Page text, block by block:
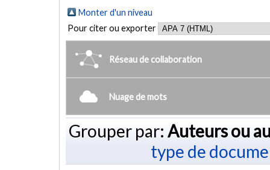
Monter d'un niveau
Pour citer ou exporter
Réseau de collaboration
Nuage de mots
Grouper par: Auteurs ou
type de